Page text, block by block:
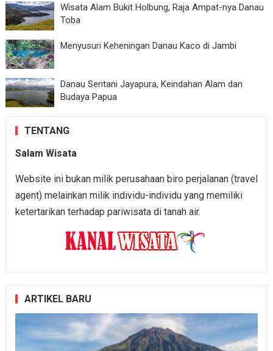
Wisata Alam Bukit Holbung, Raja Ampat-nya Danau
Toba
Menyusuri Keheningan Danau Kaco di Jambi
Danau Sentani Jayapura, Keindahan Alam dan
Budaya Papua
TENTANG
Salam Wisata
Website ini bukan milik perusahaan biro perjalanan (travel
agent) melainkan milik individu-individu yang memiliki
ketertarikan terhadap pariwisata di tanah air.
ARTIKEL BARU